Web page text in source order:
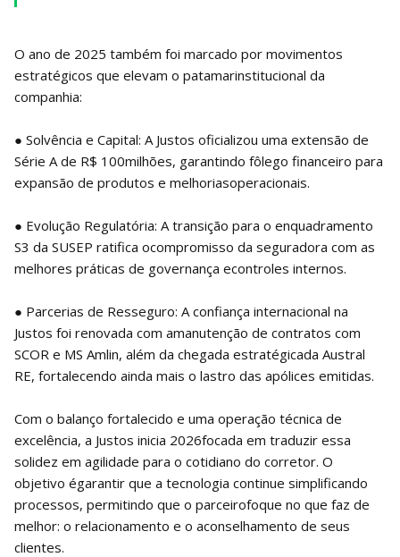
O ano de 2025 também foi marcado por movimentos
estratégicos que elevam o patamarinstitucional da
companhia:
● Solvência e Capital: A Justos oficializou uma extensão de
Série A de R$ 100milhões, garantindo fôlego financeiro para
expansão de produtos e melhoriasoperacionais.
● Evolução Regulatória: A transição para o enquadramento
S3 da SUSEP ratifica ocompromisso da seguradora com as
melhores práticas de governança econtroles internos.
● Parcerias de Resseguro: A confiança internacional na
Justos foi renovada com amanutenção de contratos com
SCOR e MS Amlin, além da chegada estratégicada Austral
RE, fortalecendo ainda mais o lastro das apólices emitidas.
Com o balanço fortalecido e uma operação técnica de
excelência, a Justos inicia 2026focada em traduzir essa
solidez em agilidade para o cotidiano do corretor. O
objetivo égarantir que a tecnologia continue simplificando
processos, permitindo que o parceirofoque no que faz de
melhor: o relacionamento e o aconselhamento de seus
clientes.